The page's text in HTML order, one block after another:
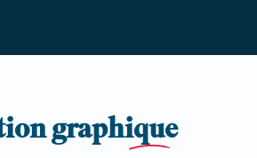
graphique